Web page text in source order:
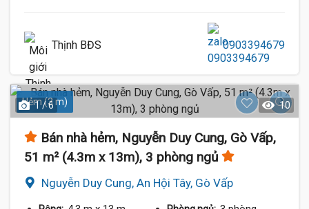
Thịnh BĐS 0903394679
Hẻm (3 m)
1 / 6 10
Bán nhà hẻm, Nguyễn Duy Cung, Gò Vấp,
51 m² (4.3m x 13m), 3 phòng ngủ
Nguyễn Duy Cung, An Hội Tây, Gò Vấp